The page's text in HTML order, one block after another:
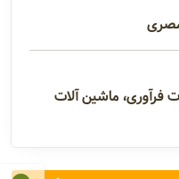
فرآوری، ماشین آلات